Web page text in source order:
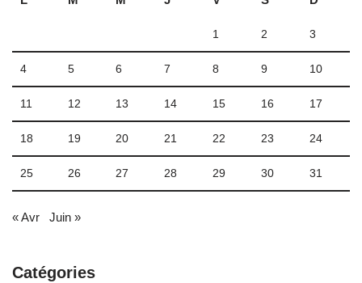
1 2 3
4 5 6 7 8 9 10
11 12 13 14 15 16 17
18 19 20 21 22 23 24
25 26 27 28 29 30 31
« Avr Juin »
Catégories